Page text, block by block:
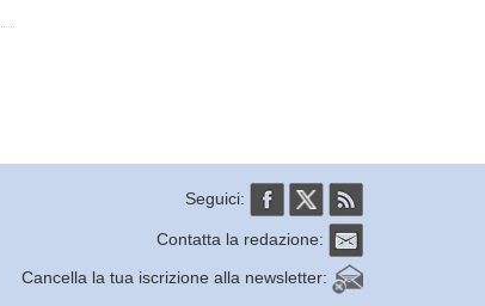
Seguici:
Contatta la redazione:
Cancella la tua iscrizione alla newsletter: